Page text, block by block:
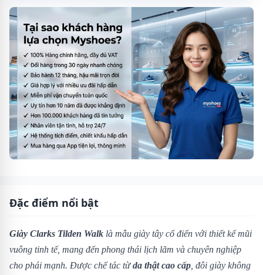
Đặc điểm nổi bật
Giày Clarks Tilden Walk là mẫu giày tây cổ điển với thiết kế mũi
vuông tinh tế, mang đến phong thái lịch lãm và chuyên nghiệp
cho phái mạnh. Được chế tác từda thật cao cấp , đôi giày không